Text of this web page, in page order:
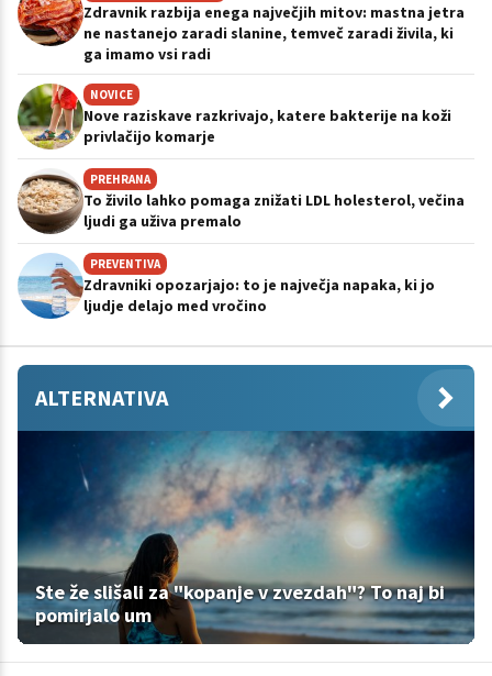
Zdravnik razbija enega največjih mitov: mastna jetra
ne nastanejo zaradi slanine, temveč zaradi živila, ki
ga imamo vsi radi
NOVICE
Nove raziskave razkrivajo, katere bakterije na koži
privlačijo komarje
PREHRANA
To živilo lahko pomaga znižati LDL holesterol, večina
ljudi ga uživa premalo
PREVENTIVA
Zdravniki opozarjajo: to je največja napaka, ki jo
ljudje delajo med vročino
ALTERNATIVA
Ste že slišali za "kopanje v zvezdah"? To naj bi
pomirjalo um